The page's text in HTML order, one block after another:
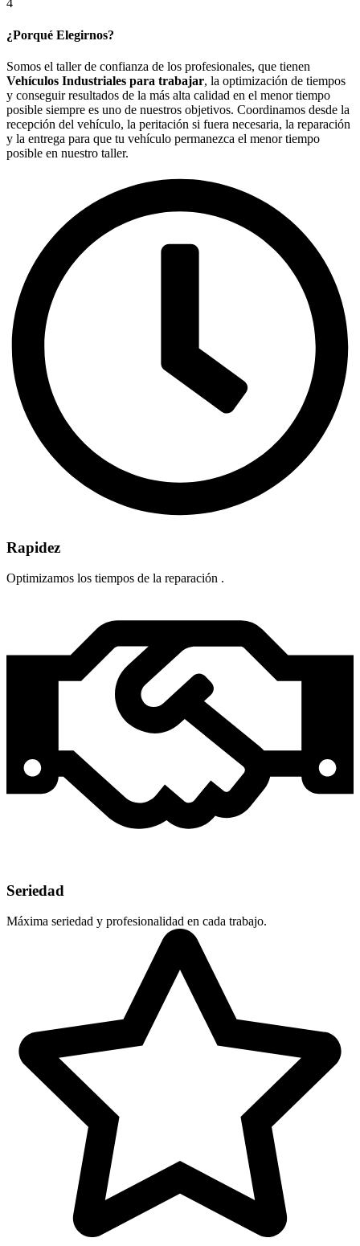
4
¿Porqué Elegirnos?
Somos el taller de confianza de los profesionales, que tienen
Vehículos Industriales para trabajar, la optimización de tiempos
y conseguir resultados de la más alta calidad en el menor tiempo
posible siempre es uno de nuestros objetivos. Coordinamos desde la
recepción del vehículo, la peritación si fuera necesaria, la reparación
y la entrega para que tu vehículo permanezca el menor tiempo
posible en nuestro taller.
Rapidez
Optimizamos los tiempos de la reparación .
Seriedad
Máxima seriedad y profesionalidad en cada trabajo.